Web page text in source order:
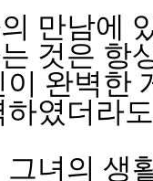
만남에
것은 항
이 완벽한
하였더라
그녀의 생